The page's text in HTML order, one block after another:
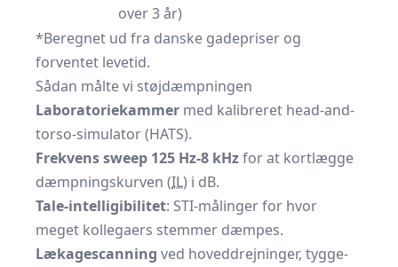
over 3 år)
*Beregnet ud fra danske gadepriser og
forventet levetid.
Sådan målte vi støjdæmpningen
Laboratoriekammer med kalibreret head-and-
torso-simulator (HATS).
Frekvens sweep 125 Hz-8 kHzfor at kortlægge
dæmpningskurven (IL) i dB.
Tale-intelligibilitet: STI-målinger for hvor
meget kollegaers stemmer dæmpes.
Lækagescanning ved hoveddrejninger, tygge-